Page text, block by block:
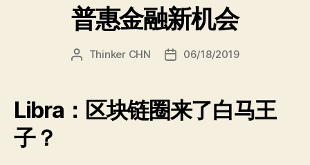
会”
普惠金融新机会
文 Thinker CHN
发
期
06/18/2019
Libra：区块链圈来了白马王
子？